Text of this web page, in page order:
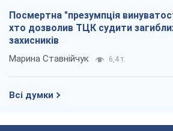
Посмертна "презумпція
хто дозволив ТЦК судити
захисників
Марина Ставнійчук 6,4 т.
Всі думки